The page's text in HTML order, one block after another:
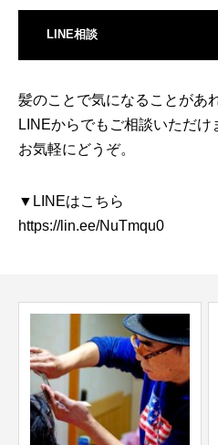
LINE相談
髪のことで気になることがあ
LINEからでもご相談いただけ
お気軽にどうぞ。
▼LINEはこちら
https://lin.ee/NuTmqu0